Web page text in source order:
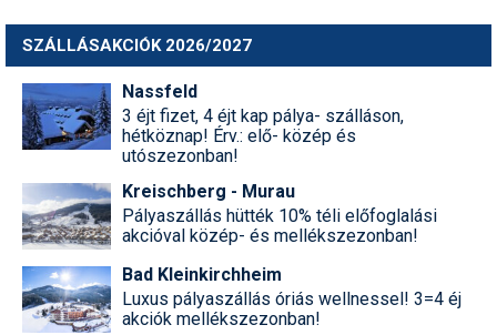
SZÁLLÁSAKCIÓK 2026/2027
Nassfeld
3 éjt fizet, 4 éjt kap pálya- szálláson,
hétköznap! Érv.: elő- közép és
utószezonban!
Kreischberg - Murau
Pályaszállás hütték 10% téli előfoglalási
akcióval közép- és mellékszezonban!
Bad Kleinkirchheim
Luxus pályaszállás óriás wellnessel! 3=4 éj
akciók mellékszezonban!